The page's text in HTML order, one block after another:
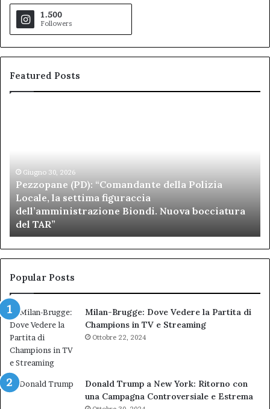
1.500
Followers
Featured Posts
Locale,
settima
figuraccia
dell’amministrazione
Biondi.
Nuova
bocciatura
del
Giugno 30, 2026
Pezzopane (PD): “Comandante della Polizia
Locale, la settima figuraccia
dell’amministrazione Biondi. Nuova bocciatura
del TAR”
ai
Popular Posts
Milan-Brugge: Dove Vedere la Partita di
Champions in TV e Streaming
Ottobre 22, 2024
Donald Trump a New York: Ritorno con
una Campagna Controversiale e Estrema